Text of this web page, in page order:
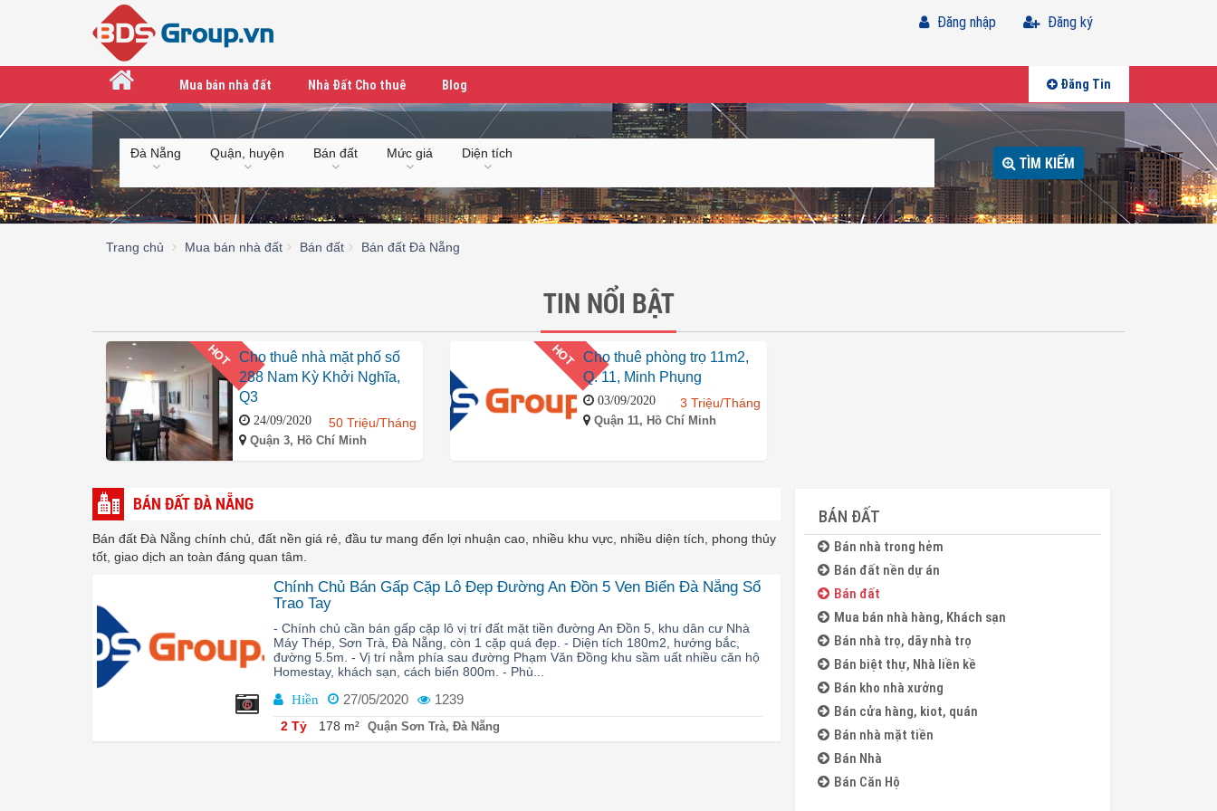
Đăng ký
Đăng nhập
Mua bán nhà đất Nhà Đất Cho thuê Blog Đăng Tin
Đà Nẵng Quận, huyện Bán đất Mức giá Diện tích TÌM KIẾM
Trang chủ Mua bán nhà đất Bán đất Bán đất Đà Nẵng
TIN NỔI BẬT
HOT Cho thuê nhà mặt phố số
288 Nam Kỳ Khởi Nghĩa,
Q3
24/09/2020 50 Triệu/Tháng
Quận 3, Hồ Chí Minh
HOT Cho thuê phòng trọ 11m2,
Q. 11, Minh Phụng
03/09/2020 3 Triệu/Tháng
Quận 11, Hồ Chí Minh
BÁN ĐẤT ĐÀ NẴNG
Bán đất Đà Nẵng chính chủ, đất nền giá rẻ, đầu tư mang đến lợi nhuận cao, nhiều khu vực, nhiều diện tích, phong thủy
tốt, giao dịch an toàn đáng quan tâm.
6
Chính Chủ Bán Gấp Cặp Lô Đẹp Đường An Đồn 5 Ven Biển Đà Nẵng Sổ
Trao Tay
- Chính chủ cần bán gấp cặp lô vị trí đất mặt tiền đường An Đồn 5, khu dân cư Nhà
Máy Thép, Sơn Trà, Đà Nẵng, còn 1 cặp quá đẹp. - Diện tích 180m2, hướng bắc,
đường 5.5m. - Vị trí nằm phía sau đường Phạm Văn Đồng khu sầm uất nhiều căn hộ
Homestay, khách sạn, cách biển 800m. - Phù...
Hiền 27/05/2020 1239
2 Tỷ 178 m² Quận Sơn Trà, Đà Nẵng
BÁN ĐẤT
Bán nhà trong hẻm
Bán đất nền dự án
Bán đất
Mua bán nhà hàng, Khách sạn
Bán nhà trọ, dãy nhà trọ
Bán biệt thự, Nhà liền kề
Bán kho nhà xưởng
Bán cửa hàng, kiot, quán
Bán nhà mặt tiền
Bán Nhà
Bán Căn Hộ